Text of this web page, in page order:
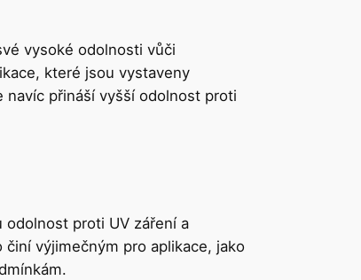
vysoké odolnosti vůči
které jsou vystaveny
navíc přináší vyšší odolnost proti
proti UV záření a
výjimečným pro aplikace, jako